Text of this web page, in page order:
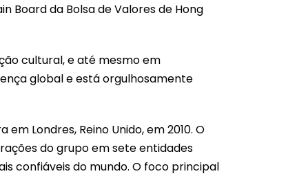
Board da Bolsa de Valores de Hong
cultural, e até mesmo em
global e está orgulhosamente
Londres, Reino Unido, em 2010. O
do grupo em sete entidades
confiáveis do mundo. O foco principal